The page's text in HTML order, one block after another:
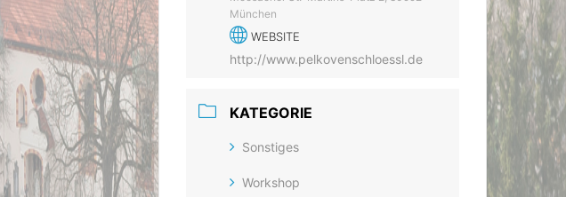
München
WEBSITE
http://www.pelkovenschloessl.de
KATEGORIE
Sonstiges
Workshop